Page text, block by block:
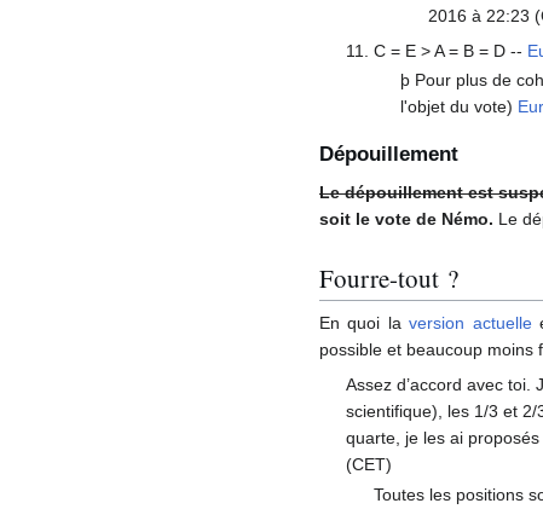
2016 à 22:23
C = E > A = B = D --
þ Pour plus de
l'objet du vote)
Dépouillement
Le dépouillement est
soit le vote de Némo. Le
Fourre-tout ?
En quoi laversion actuelle
possible et beaucoup moins
Assez d’accord avec toi.
scientifique), les 1/3 et
quarte, je les ai
(CET)
Toutes les positions